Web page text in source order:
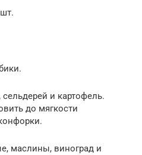
и картофель.
до мягкости
маслины, виноград и